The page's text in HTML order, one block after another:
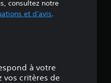
consultez notre
et d'avis.
à votre
vos critères de